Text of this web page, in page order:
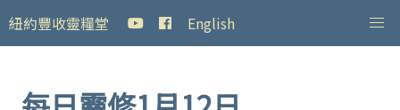
紐約豐收靈糧堂 English